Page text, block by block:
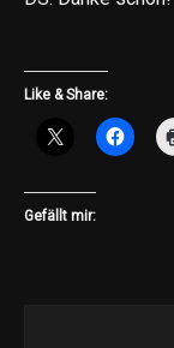
Like & Share:
Gefällt mir: